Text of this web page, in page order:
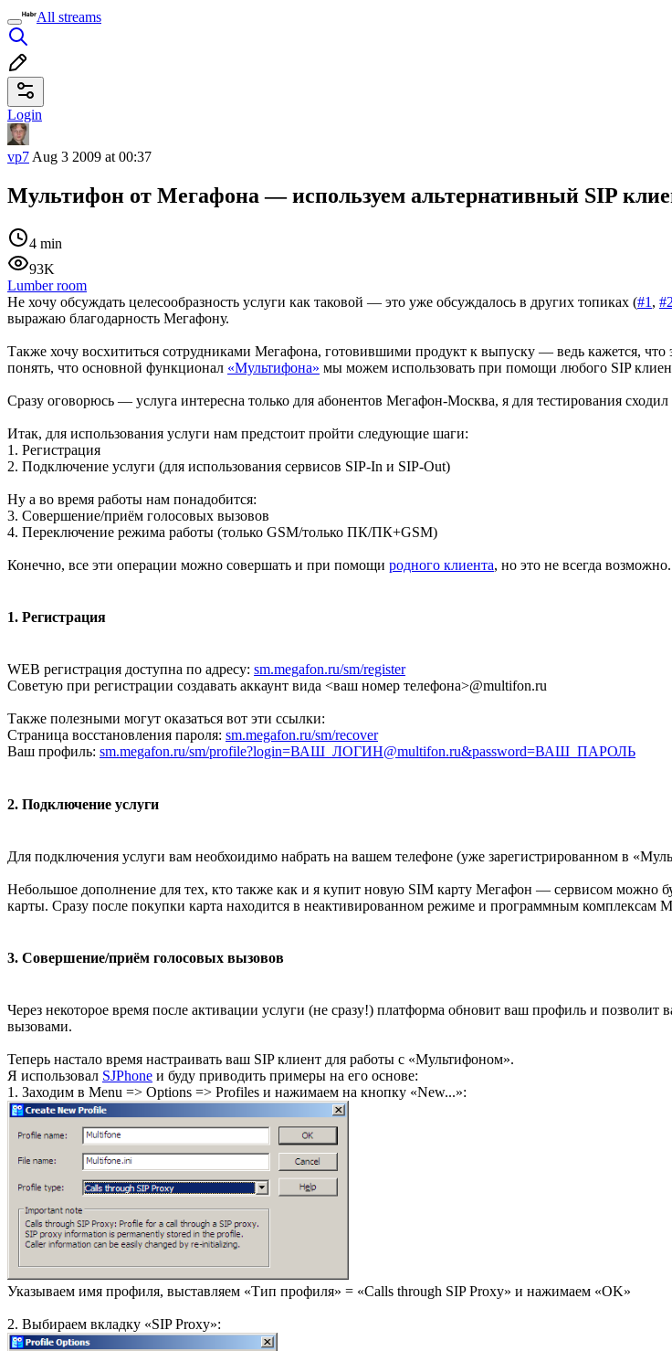
All streams
Login
vp7 Aug 3 2009 at 00:37
Мультифон от Мегафона — используем альтернативный SIP
4 min
93K
Lumber room
Не хочу обсуждать целесообразность услуги как таковой — это уже обсуждалось в других топиках (#1 , #2
выражаю благодарность Мегафону.
Также хочу восхититься сотрудниками Мегафона, готовившими продукт к выпуску — ведь кажется,
понять, что основной функционал «Мультифона» мы можем использовать при помощи любого SIP
Сразу оговорюсь — услуга интересна только для абонентов Мегафон-Москва, я для тестирования
Итак, для использования услуги нам предстоит пройти следующие шаги:
1. Регистрация
2. Подключение услуги (для использования сервисов SIP-In и SIP-Out)
Ну а во время работы нам понадобится:
3. Совершение/приём голосовых вызовов
4. Переключение режима работы (только GSM/только ПК/ПК+GSM)
Конечно, все эти операции можно совершать и при помощи родного клиента, но это не всегда
1. Регистрация
WEB регистрация доступна по адресу: sm.megafon.ru/sm/register
Советую при регистрации создавать аккаунт вида <ваш номер телефона>@multifon.ru
Также полезными могут оказаться вот эти ссылки:
Страница восстановления пароля: sm.megafon.ru/sm/recover
Ваш профиль: sm.megafon.ru/sm/profile?login=ВАШ_ЛОГИН@multifon.ru&password=ВАШ_ПАРОЛЬ
2. Подключение услуги
Для подключения услуги вам необхоидимо набрать на вашем телефоне (уже зарегистрированном в
Небольшое дополнение для тех, кто также как и я купит новую SIM карту Мегафон — сервисом можно
карты. Сразу после покупки карта находится в неактивированном режиме и программным комплексам
3. Совершение/приём голосовых вызовов
Через некоторое время после активации услуги (не сразу!) платформа обновит ваш профиль и
вызовами.
Теперь настало время настраивать ваш SIP клиент для работы с «Мультифоном».
Я использовал SJPhone и буду приводить примеры на его основе:
1. Заходим в Menu => Options => Profiles и нажимаем на кнопку «New...»:
Указываем имя профиля, выставляем «Тип профиля» = «Calls through SIP Proxy» и нажимаем «OK»
2. Выбираем вкладку «SIP Proxy»: